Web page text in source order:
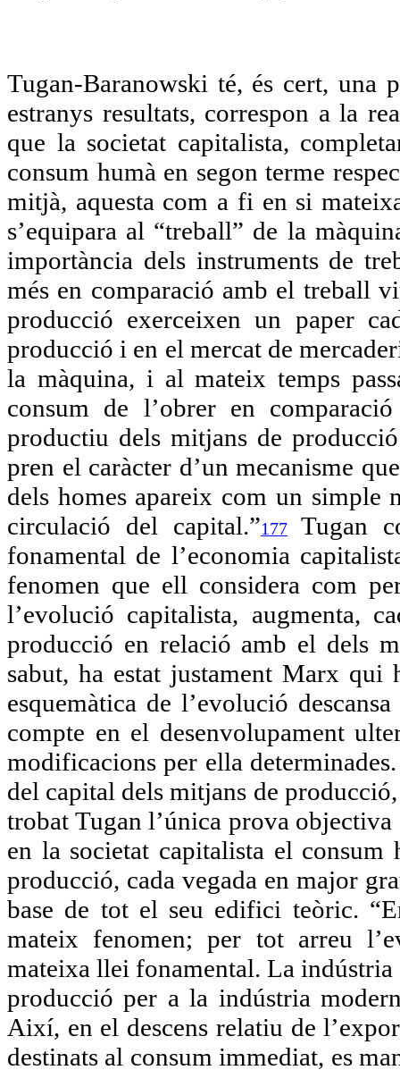
Tugan-Baranowski té, és cert, una
estranys resultats, correspon a la
que la societat capitalista,
consum humà en segon terme
mitjà, aquesta com a fi en si
s’equipara al “treball” de la
importància dels instruments de
més en comparació amb el treball
producció exerceixen un paper
producció i en el mercat de
la màquina, i al mateix temps
consum de l’obrer en
productiu dels mitjans de
pren el caràcter d’un mecanisme
dels homes apareix com un simple
circulació del capital.”177
Tugan
fonamental de l’economia
fenomen que ell considera com
l’evolució capitalista, augmenta,
producció en relació amb el dels
sabut, ha estat justament Marx
esquemàtica de l’evolució
compte en el desenvolupament
modificacions per ella
del capital dels mitjans de
trobat Tugan l’única prova
en la societat capitalista el
producció, cada vegada en major
base de tot el seu edifici teòric.
mateix fenomen; per tot arreu
mateixa llei fonamental. La
producció per a la indústria
Així, en el descens relatiu de
destinats al consum immediat, es